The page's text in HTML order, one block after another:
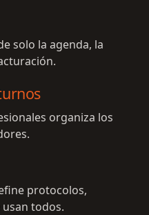
solo la agenda, la
organiza los
protocolos,
todos.